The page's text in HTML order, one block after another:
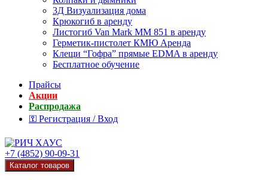
3Д Визуализация дома
Крюкогиб в аренду
Листогиб Van Mark MM 851 в аренду
Герметик-пистолет КМЮ Аренда
Клещи “Гофра” прямые EDMA в аренду
Бесплатное обучение
Прайсы
Акции
Распродажа
⚿ Регистрация / Вход
+7 (4852) 90-09-31
Каталог товаров